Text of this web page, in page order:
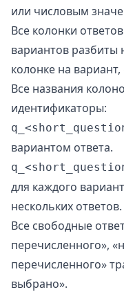
или числовым
Все колонки
вариантов разбиты
колонке на
Все названия
идентификаторы:
вариантом ответа.
для каждого
нескольких ответов.
Все свободные
перечисленного»,
перечисленного»
выбрано».